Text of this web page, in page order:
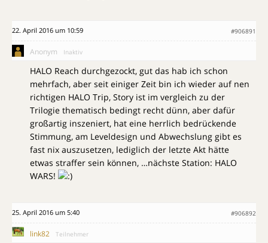
22. April 2016 um 10:59 #906891
Anonym Inaktiv
HALO Reach durchgezockt, gut das hab ich schon
mehrfach, aber seit einiger Zeit bin ich wieder auf nen
richtigen HALO Trip, Story ist im vergleich zu der
Trilogie thematisch bedingt recht dünn, aber dafür
großartig inszeniert, hat eine herrlich bedrückende
Stimmung, am Leveldesign und Abwechslung gibt es
fast nix auszusetzen, lediglich der letzte Akt hätte
etwas straffer sein können, …nächste Station: HALO
WARS!
25. April 2016 um 5:40 #906892
link82 Teilnehmer